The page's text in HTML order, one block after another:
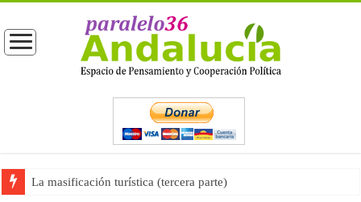
La masificación turística (tercera parte)
La opinión pública ante las próximas elecciones generales